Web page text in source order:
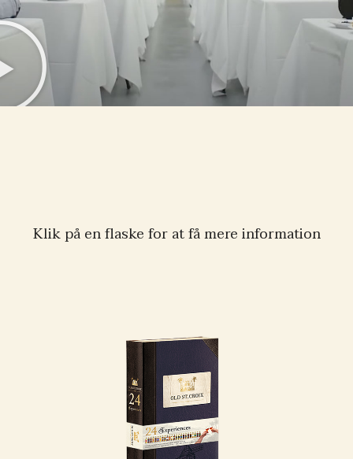
Klik på en flaske for at få mere information
en rejse med Old St.
Croix – 24 Oplevelser.
En eksklusiv
smagekasse, der tager
dig med tilbage til de
caribiske øer.